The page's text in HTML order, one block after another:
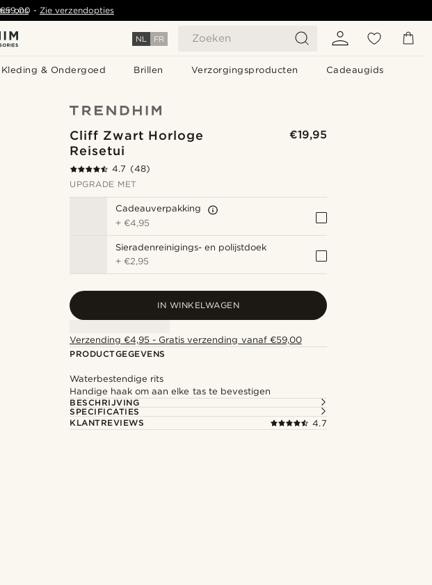
NL FR Zoeken
Kleding & Ondergoed Brillen Verzorgingsproducten Cadeaugids
- Zie verzendopties
ons
Cliff Zwart Horloge
Reisetui
€19,95
4.7 (48)
UPGRADE MET
Cadeauverpakking
+€4,95
Sieradenreinigings- en polijstdoek
+€2,95
IN WINKELWAGEN
Verzending €4,95 - Gratis verzending vanaf €59,00
PRODUCTGEGEVENS
Waterbestendige rits
Handige haak om aan elke tas te bevestigen
BESCHRIJVING
SPECIFICATIES
KLANTREVIEWS
4.7